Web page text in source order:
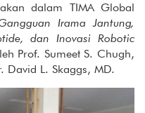
dalam TIMA Global
Irama Jantung,
dan Inovasi Robotic
Prof. Sumeet S. Chugh,
David L. Skaggs, MD.